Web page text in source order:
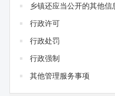
乡镇还应当公开的其他信
行政许可
行政处罚
行政强制
其他管理服务事项